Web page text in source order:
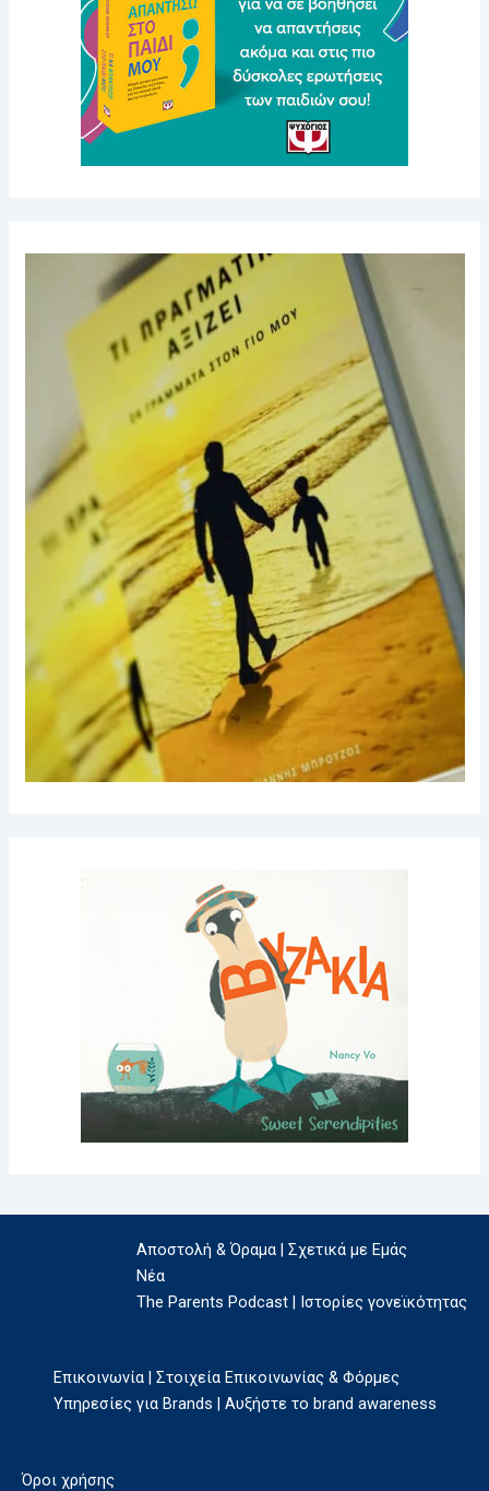
Αποστολή & Όραμα | Σχετικά με Εμάς
Νέα
The Parents Podcast | Ιστορίες γονεϊκότητας
Επικοινωνία | Στοιχεία Επικοινωνίας & Φόρμες
Υπηρεσίες για Brands | Αυξήστε το brand awareness
Όροι χρήσης